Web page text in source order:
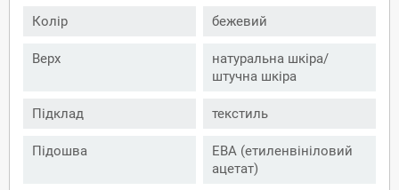
Колір бежевий
Верх
натуральна шкіра/
штучна шкіра
Підклад текстиль
Підошва
ЕВА (етиленвініловий
ацетат)